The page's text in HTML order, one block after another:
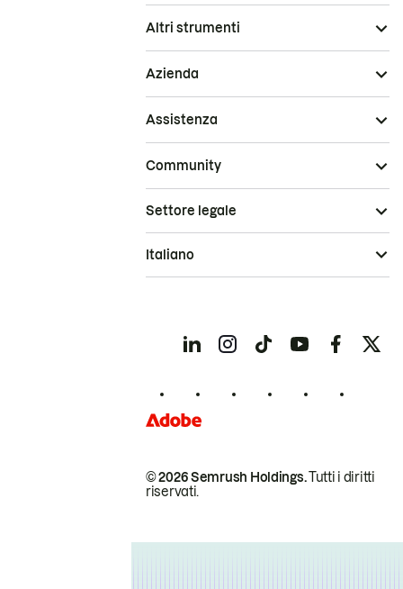
Altri strumenti
Azienda
Assistenza
Community
© 2026 Semrush Holdings.Tutti i diritti
riservati.
Settore legale
Italiano